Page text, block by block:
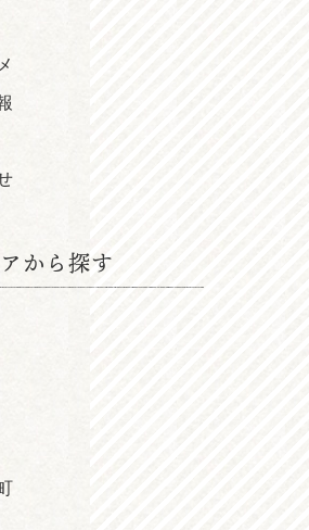
から探す